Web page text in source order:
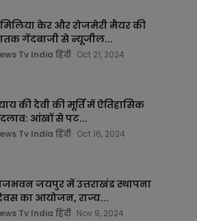
केर और रोजमेरी मैयर की
गेंदबाजी से न्यूजील...
Tv India हिंदी Oct 21, 2024
की देवी की मूर्ति में ऐतिहासिक
आंखों से पट...
Tv India हिंदी Oct 16, 2024
जयपुर में उत्तराखंड स्थापना
का आयोजन, राज्य...
Tv India हिंदी Nov 9, 2024